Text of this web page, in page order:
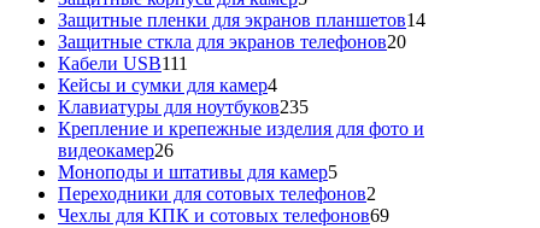
товаров
Защитные пленки для экранов планшетов1414
Защитные сткла для экранов телефонов2020
Кабели USB111
товаров
Кейсы и сумки для камер44
товара
Клавиатуры для ноутбуков235235
товаров
Крепление и крепежные изделия для фото и
видеокамер2626
товаров
Моноподы и штативы для камер55
товаров
Переходники для сотовых телефонов2
товара
Чехлы для КПК и сотовых телефонов6969